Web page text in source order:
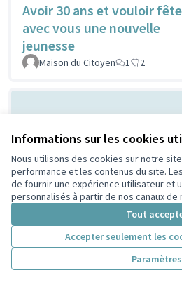
Informations sur les cookies
Nous utilisons des cookies sur notre
performance et les contenus du site.
de fournir une expérience utilisateur et
personnalisés à partir de nos canaux de
Tout
Accepter seulement les
Paramètres
Avoir 30 ans et vouloir
avec vous une nouvelle
jeunesse
Maison du Citoyen 1 2
Vilain grand cône de béton
atelier de création et
d'expression ...?
Sylvie Orkisz 2 3